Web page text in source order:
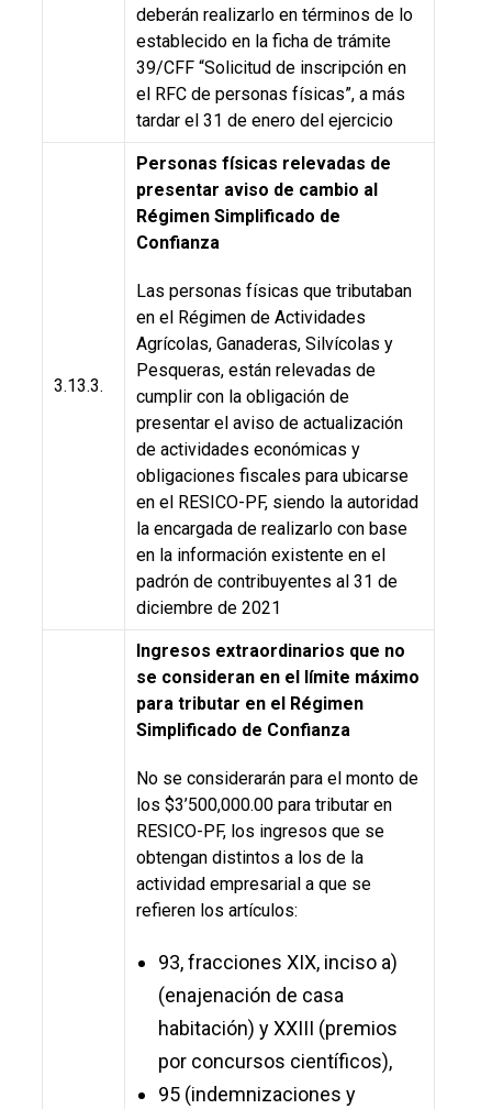
deberán realizarlo en términos de lo
establecido en la ficha de trámite
39/CFF “Solicitud de inscripción en
el RFC de personas físicas”, a más
tardar el 31 de enero del ejercicio
3.13.3.
Personas físicas relevadas de
presentar aviso de cambio al
Régimen Simplificado de
Confianza
Las personas físicas que tributaban
en el Régimen de Actividades
Agrícolas, Ganaderas, Silvícolas y
Pesqueras, están relevadas de
cumplir con la obligación de
presentar el aviso de actualización
de actividades económicas y
obligaciones fiscales para ubicarse
en el RESICO-PF, siendo la autoridad
la encargada de realizarlo con base
en la información existente en el
padrón de contribuyentes al 31 de
diciembre de 2021
Ingresos extraordinarios que no
se consideran en el límite máximo
para tributar en el Régimen
Simplificado de Confianza
No se considerarán para el monto de
los $3’500,000.00 para tributar en
RESICO-PF, los ingresos que se
obtengan distintos a los de la
actividad empresarial a que se
refieren los artículos:
93, fracciones XIX, inciso a)
(enajenación de casa
habitación) y XXIII (premios
por concursos científicos),
95 (indemnizaciones y